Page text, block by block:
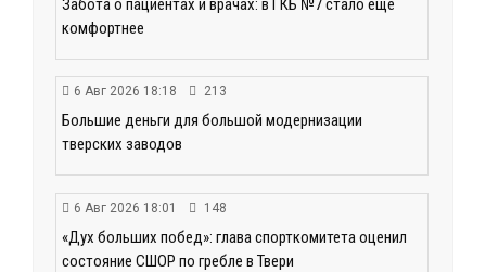
Забота о пациентах и врачах: в ГКБ №7 стало ещё
комфортнее
6 Авг 2026 18:18 213
Большие деньги для большой модернизации
тверских заводов
6 Авг 2026 18:01 148
«Дух больших побед»: глава спорткомитета оценил
состояние СШОР по гребле в Твери